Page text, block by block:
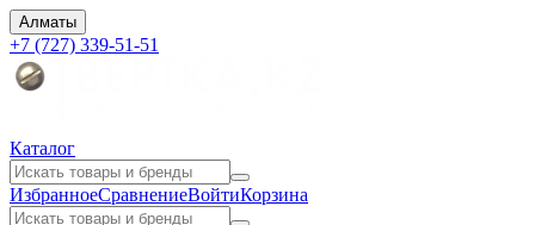
Алматы
+7 (727) 339-51-51
Каталог
ИзбранноеСравнениеВойтиКорзина